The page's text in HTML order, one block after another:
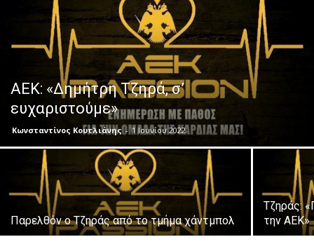
ΑΕΚ: «Δημήτρη Τζηρά, σ’
ευχαριστούμε»
Κωνσταντίνος Κουτλιάνης - 1 Ιουνίου 2022
Παρελθόν ο Τζηράς από το τμήμα χάντμπολ
Τζηράς:
την ΑΕΚ»